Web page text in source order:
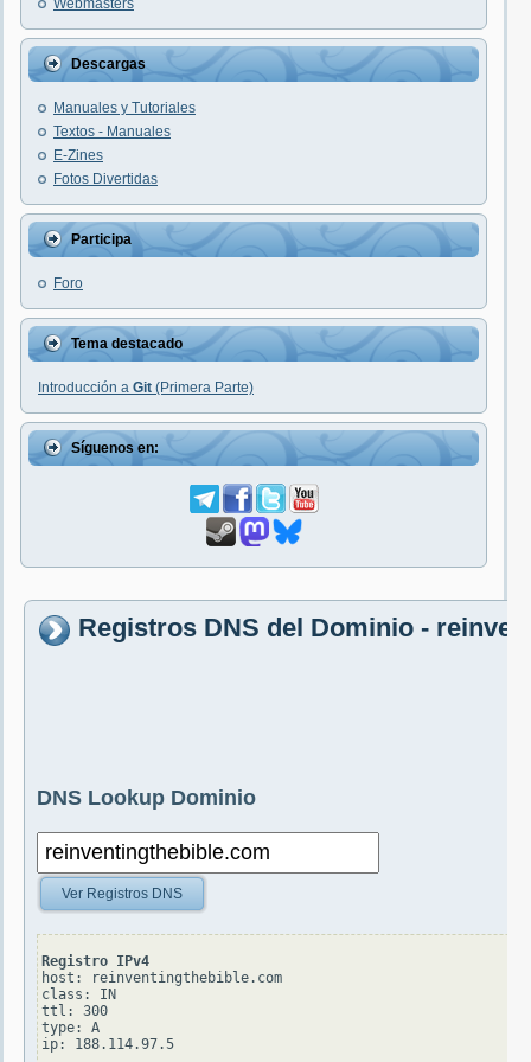
Webmasters
Descargas
Manuales y Tutoriales
Textos - Manuales
E-Zines
Fotos Divertidas
Participa
Foro
Tema destacado
Introducción a Git (Primera Parte)
Síguenos en:
Registros DNS del Dominio -
DNS Lookup Dominio
Ver Registros DNS
Registro IPv4
host: reinventingthebible.com
class: IN
ttl: 300
type: A